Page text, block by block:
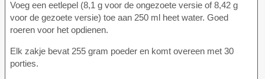
Voeg een eetlepel (8,1 g voor de ongezoete versie of 8,42 g
voor de gezoete versie) toe aan 250 ml heet water. Goed
roeren voor het opdienen.
Elk zakje bevat 255 gram poeder en komt overeen met 30
porties.